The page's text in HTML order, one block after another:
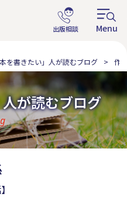
本を書きたい」人が読むブログ 作
が読むブログ